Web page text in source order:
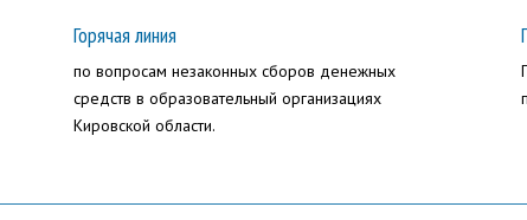
Горячая линия
по вопросам незаконных сборов денежных
средств в образовательный организациях
Кировской области.